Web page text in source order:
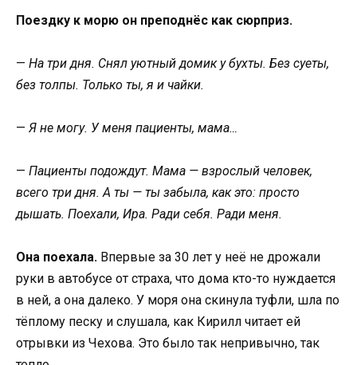
Поездку к морю он преподнёс как сюрприз.
— На три дня. Снял уютный домик у бухты. Без суеты,
без толпы. Только ты, я и чайки.
— Я не могу. У меня пациенты, мама…
— Пациенты подождут. Мама — взрослый человек,
всего три дня. А ты — ты забыла, как это: просто
дышать. Поехали, Ира. Ради себя. Ради меня.
Она поехала. Впервые за 30 лет у неё не дрожали
руки в автобусе от страха, что дома кто-то нуждается
в ней, а она далеко. У моря она скинула туфли, шла по
тёплому песку и слушала, как Кирилл читает ей
отрывки из Чехова. Это было так непривычно, так